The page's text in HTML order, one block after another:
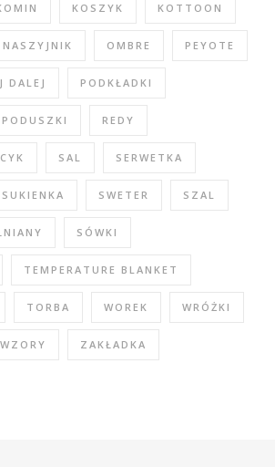
KOSZYK KOTTOON
NASZYJNIK OMBRE PEYOTE
DALEJ PODKŁADKI
PODUSZKI REDY
SAL SERWETKA
SUKIENKA SWETER SZAL
SÓWKI
TEMPERATURE BLANKET
TORBA WOREK WRÓŻKI
WZORY ZAKŁADKA